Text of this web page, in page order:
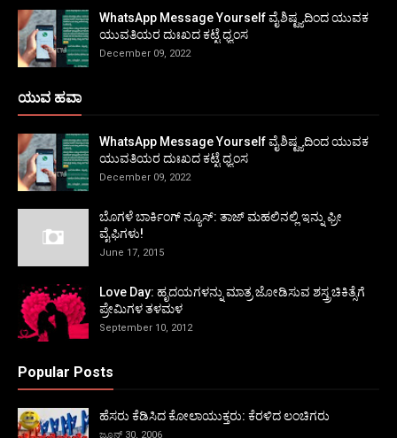
WhatsApp Message Yourself ವೈಶಿಷ್ಟ್ಯದಿಂದ ಯುವಕ
ಯುವತಿಯರ ದುಃಖದ ಕಟ್ಟೆ ಧ್ವಂಸ
December 09, 2022
ಯುವ ಹವಾ
WhatsApp Message Yourself ವೈಶಿಷ್ಟ್ಯದಿಂದ ಯುವಕ
ಯುವತಿಯರ ದುಃಖದ ಕಟ್ಟೆ ಧ್ವಂಸ
December 09, 2022
ಬೊಗಳೆ ಬಾರ್ಕಿಂಗ್ ನ್ಯೂಸ್: ತಾಜ್ ಮಹಲಿನಲ್ಲಿ ಇನ್ನು ಫ್ರೀ
ವೈಫಿಗಳು!
June 17, 2015
Love Day: ಹೃದಯಗಳನ್ನು ಮಾತ್ರ ಜೋಡಿಸುವ ಶಸ್ತ್ರಚಿಕಿತ್ಸೆಗೆ
ಪ್ರೇಮಿಗಳ ತಳಮಳ
September 10, 2012
Popular Posts
ಹೆಸರು ಕೆಡಿಸಿದ ಕೋಲಾಯುಕ್ತರು: ಕೆರಳಿದ ಲಂಚಿಗರು
ಜೂನ್ 30, 2006